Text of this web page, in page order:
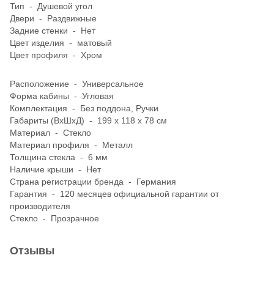
Тип - Душевой угол
Двери - Раздвижные
Задние стенки - Нет
Цвет изделия - матовый
Цвет профиля - Хром
Расположение - Универсальное
Форма кабины - Угловая
Комплектация - Без поддона, Ручки
Габариты (ВхШхД) - 199 х 118 х 78 см
Материал - Стекло
Материал профиля - Металл
Толщина стекла - 6 мм
Наличие крыши - Нет
Страна регистрации бренда - Германия
Гарантия - 120 месяцев официальной гарантии от
производителя
Стекло - Прозрачное
Отзывы